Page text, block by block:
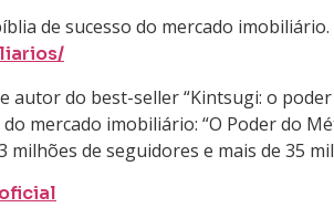
de sucesso do mercado
do best-seller “Kintsugi: o
mercado imobiliário: “O Poder do
de seguidores e mais de 35